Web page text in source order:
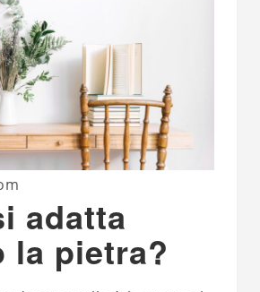
adatta
la pietra?